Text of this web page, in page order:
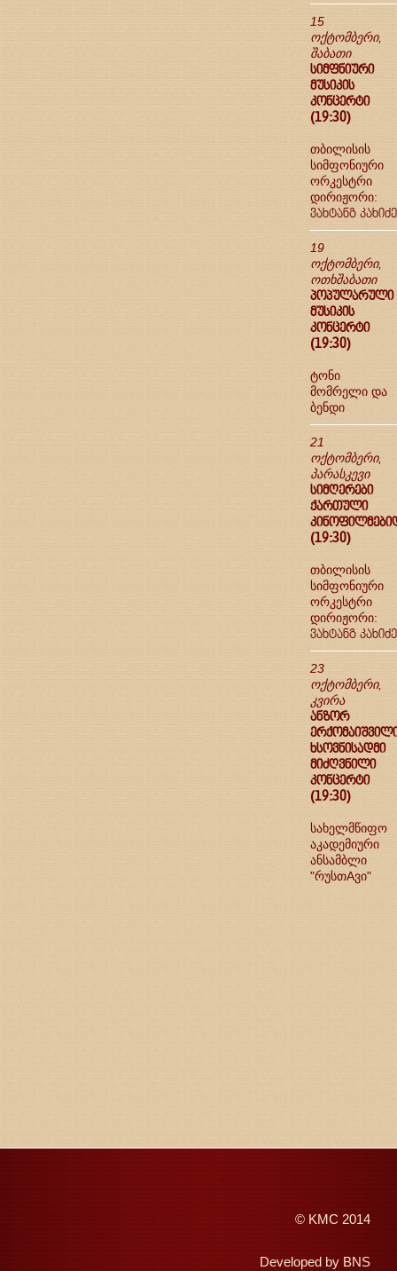
15
ოქტომბერი,
შაბათი
სიმფნიური
მუსიკის
კონცერტი
(19:30)
თბილისის
სიმფონიური
ორკესტრი
დირიჟორი:
ვახტანგ კახიძე
19
ოქტომბერი,
ოთხშაბათი
პოპულარული
მუსიკის
კონცერტი
(19:30)
ტონი
მომრელი და
ბენდი
21
ოქტომბერი,
პარასკევი
სიმღერები
ქართული
(19:30)
თბილისის
სიმფონიური
ორკესტრი
დირიჟორი:
ვახტანგ კახიძე
23
ოქტომბერი,
კვირა
ანზორ
ხსოვნისადმი
მიძღვნილი
კონცერტი
(19:30)
სახელმწიფო
აკადემიური
ანსამბლი
"რუსთAვი"
© KMC 2014
Developed by BNS